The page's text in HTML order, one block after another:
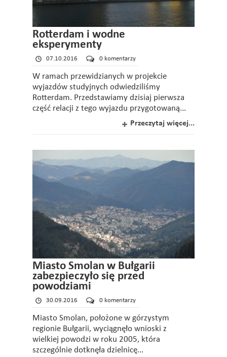
Rotterdam i wodne
eksperymenty
07.10.2016 0 komentarzy
W ramach przewidzianych w projekcie
wyjazdów studyjnych odwiedziliśmy
Rotterdam. Przedstawiamy dzisiaj pierwsza
część relacji z tego wyjazdu przygotowaną...
Przeczytaj więcej...
Miasto Smolan w Bułgarii
zabezpieczyło się przed
powodziami
30.09.2016 0 komentarzy
Miasto Smolan, położone w górzystym
regionie Bułgarii, wyciągnęło wnioski z
wielkiej powodzi w roku 2005, która
szczególnie dotknęła dzielnicę...